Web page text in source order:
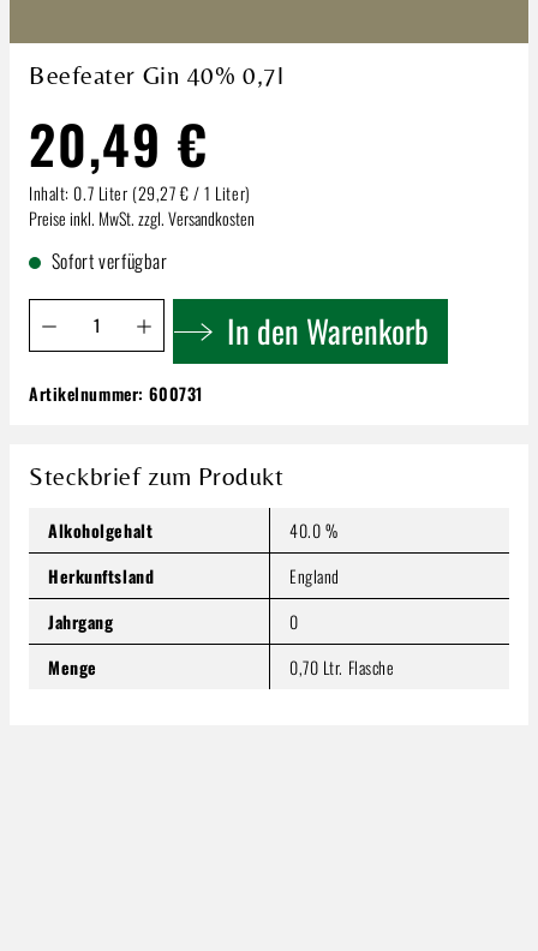
Beefeater Gin 40% 0,7l
20,49 €
Inhalt: 0.7 Liter (29,27 € / 1 Liter)
Preise inkl. MwSt. zzgl. Versandkosten
Sofort verfügbar
Produkt Anzahl: Gib den gewünschten Wert ein oder
In den Warenkorb
Beefeater Gin 40% 0,7l
Inhalt:0.7 Liter (29,27 € / 1 Liter)
Produkt Anzahl: Gib den gewünschten Wert ein oder
In den Warenkorb
Artikelnummer:600731
Steckbrief zum Produkt
Alkoholgehalt
40.0 %
Herkunftsland
England
Jahrgang
0
Menge
0,70 Ltr. Flasche